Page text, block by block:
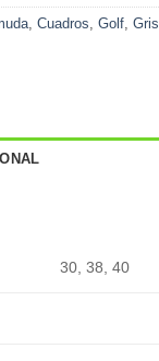
, Cuadros, Golf, Gris
30, 38, 40